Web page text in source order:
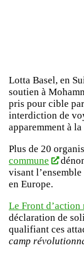
Lotta Basel, en
soutien à
pris pour cible
interdiction de
apparemment à
Plus de 20
commune
visant
en Europe.
Le Front
déclaration de
qualifiant ces
camp